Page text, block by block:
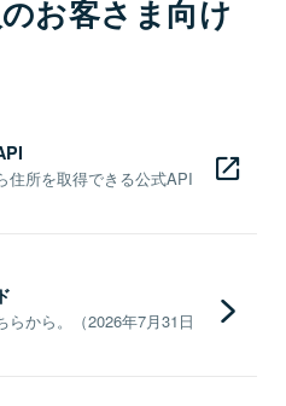
お客さま向け
住所を取得できる公式API
から。（2026年7月31日